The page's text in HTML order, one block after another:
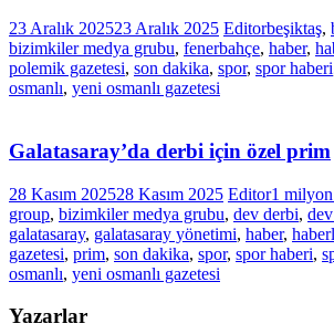
23 Aralık 202523 Aralık 2025 Editorbeşiktaş,
bizimkiler medya grubu, fenerbahçe, haber,
polemik gazetesi, son dakika, spor, spor haberi
osmanlı, yeni osmanlı gazetesi
Galatasaray’da derbi için özel prim
28 Kasım 202528 Kasım 2025 Editor1
group, bizimkiler medya grubu, dev derbi,
galatasaray, galatasaray yönetimi, haber,
gazetesi, prim, son dakika, spor, spor haberi,
osmanlı, yeni osmanlı gazetesi
Yazarlar